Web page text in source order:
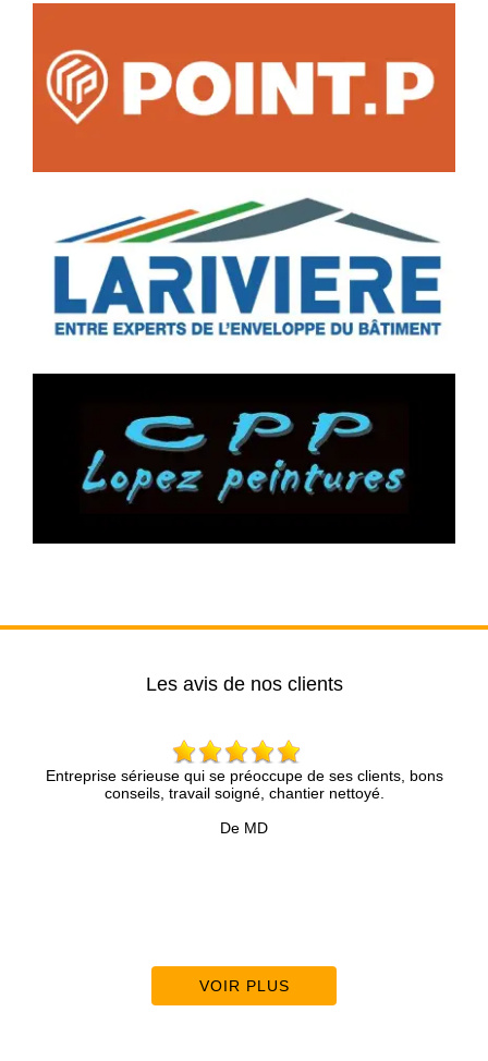
Les avis de nos clients
qui se préoccupe de ses clients, bons
travail soigné, chantier nettoyé.
Brun
compétence et une
VOIR PLUS